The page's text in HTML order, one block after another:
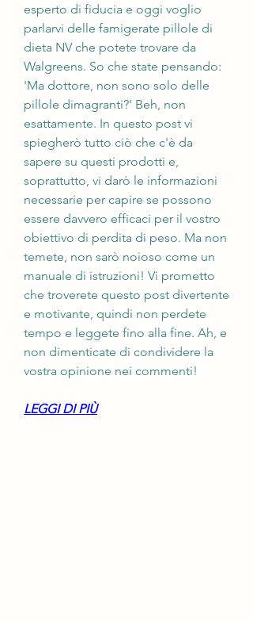
esperto di fiducia e oggi voglio
parlarvi delle famigerate pillole di
dieta NV che potete trovare da
Walgreens. So che state pensando:
'Ma dottore, non sono solo delle
pillole dimagranti?' Beh, non
esattamente. In questo post vi
spiegherò tutto ciò che c'è da
sapere su questi prodotti e,
soprattutto, vi darò le informazioni
necessarie per capire se possono
essere davvero efficaci per il vostro
obiettivo di perdita di peso. Ma non
temete, non sarò noioso come un
manuale di istruzioni! Vi prometto
che troverete questo post divertente
e motivante, quindi non perdete
tempo e leggete fino alla fine. Ah, e
non dimenticate di condividere la
vostra opinione nei commenti!
LEGGI DI PIÙ